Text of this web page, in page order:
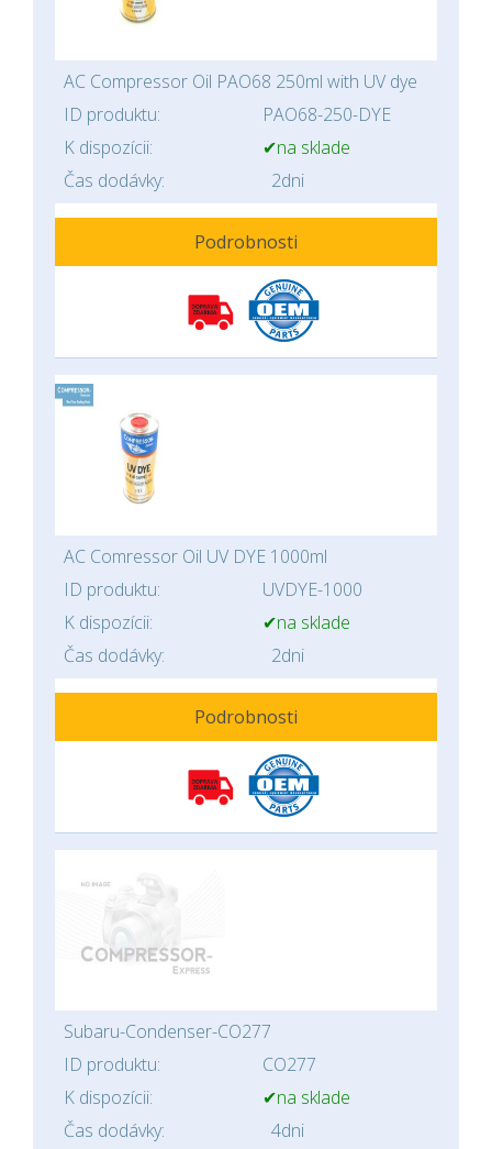
AC Compressor Oil PAO68 250ml with UV dye
ID produktu:
PAO68-250-DYE
K dispozícii:
✔na sklade
Čas dodávky:
2dni
Podrobnosti
AC Comressor Oil UV DYE 1000ml
ID produktu:
UVDYE-1000
K dispozícii:
✔na sklade
Čas dodávky:
2dni
Podrobnosti
Subaru-Condenser-CO277
ID produktu:
CO277
K dispozícii:
✔na sklade
Čas dodávky:
4dni